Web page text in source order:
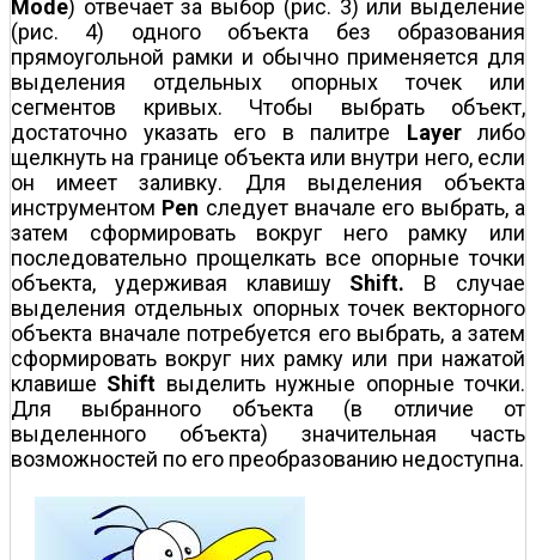
Mode) отвечает за выбор (рис. 3) или выделение
(рис. 4) одного объекта без образования
прямоугольной рамки и обычно применяется для
выделения отдельных опорных точек или
сегментов кривых. Чтобы выбрать объект,
достаточно указать его в палитре Layerлибо
щелкнуть на границе объекта или внутри него, если
он имеет заливку. Для выделения объекта
инструментом Pen следует вначале его выбрать, а
затем сформировать вокруг него рамку или
последовательно прощелкать все опорные точки
объекта, удерживая клавишу Shift. В случае
выделения отдельных опорных точек векторного
объекта вначале потребуется его выбрать, а затем
сформировать вокруг них рамку или при нажатой
клавише Shift выделить нужные опорные точки.
Для выбранного объекта (в отличие от
выделенного объекта) значительная часть
возможностей по его преобразованию недоступна.